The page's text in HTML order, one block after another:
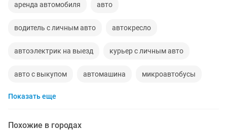
аренда автомобиля авто
водитель с личным авто автокресло
автоэлектрик на выезд курьер с личным авто
авто с выкупом автомашина микроавтобусы
вскрытие авто
Показать еще
Похожие в городах